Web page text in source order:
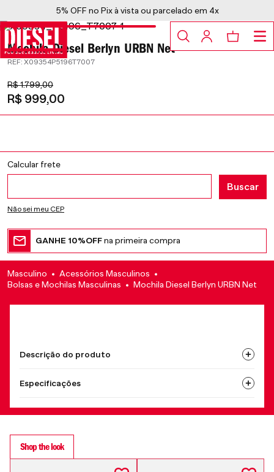
5% OFF no Pix à vista ou parcelado em 4x
Mochila Diesel Berlyn URBN Net
: X09354P5196T7007
R$1.799,00
R$ 999,00
Não sei meu CEP
GANHE 10%OFFna primeira compra
Masculino
Acessórios Masculinos
Bolsas e Mochilas Masculinas
Mochila Diesel Berlyn URBN Net
Descrição do produto
Especificações
Shop the look